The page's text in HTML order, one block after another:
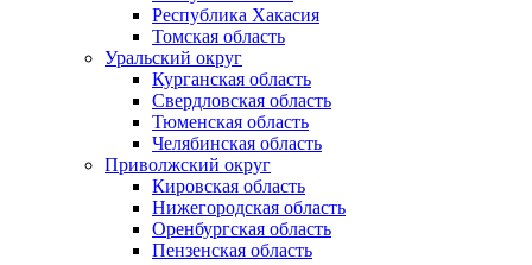
Республика Хакасия
Томская область
Уральский округ
Курганская область
Свердловская область
Тюменская область
Челябинская область
Приволжский округ
Кировская область
Нижегородская область
Оренбургская область
Пензенская область